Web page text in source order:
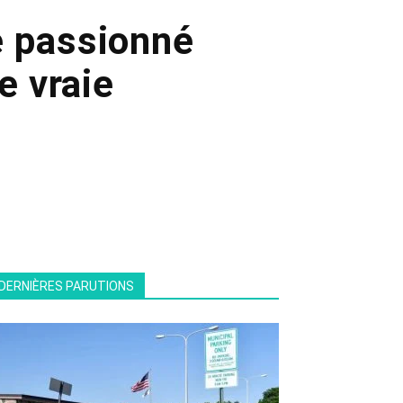
passionné
vraie
PARUTIONS